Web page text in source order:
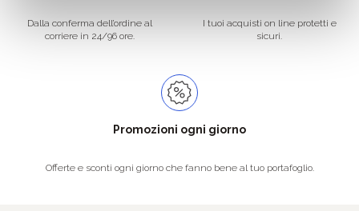
Dalla conferma dell’ordine al
corriere in 24/96 ore.
I tuoi acquisti on line protetti e
sicuri.
Promozioni ogni giorno
Offerte e sconti ogni giorno che fanno bene al tuo portafoglio.